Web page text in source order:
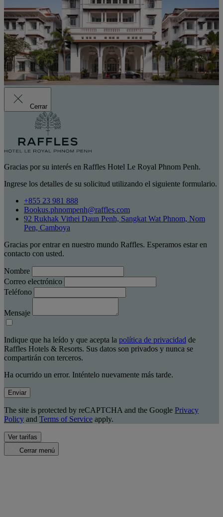
Cerrar
Gracias por su interés en Raffles Hotel Le Royal Phnom Penh.
Ingrese los detalles de su solicitud utilizando el siguiente formulario.
+855 23 981 888
Bookus.phnompenh@raffles.com
92 Rukhak Vithei Daun Penh, Sangkat Wat Phnom, Nom
Pen, Camboya
Gracias por entrar en nuestro mundo Raffles. Esperamos estar en
contacto con usted.
Nombre
Correo electrónico
Teléfono
Mensaje
Indique que ha leído y que acepta la política de privacidad de
Raffles Hotels & Resorts. Sus datos son privados y nunca se
compartirán con terceros.
Ha ocurrido un error. Inténtelo nuevamente más tarde.
Enviar
The site is protected by reCAPTCHA and the Google Privacy
Policy and Terms of Service apply.
Ver tarifas
Cerrar menú